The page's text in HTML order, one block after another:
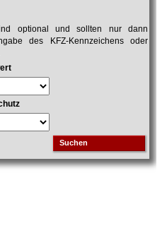
optional und sollten nur dann
des KFZ-Kennzeichens oder
Suchen